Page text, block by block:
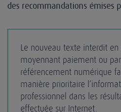
des recommandations émises
Le nouveau texte interdit en
moyennant paiement ou
référencement numérique
manière prioritaire
professionnel dans les
effectuée sur Internet.